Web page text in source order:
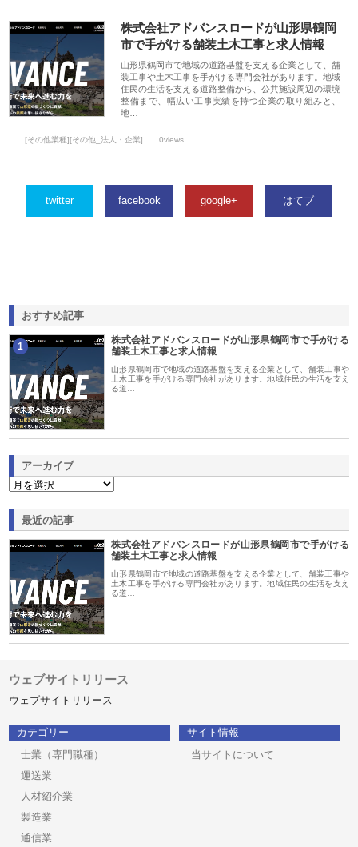
株式会社アドバンスロードが山形県鶴岡
市で手がける舗装土木工事と求人情報
山形県鶴岡市で地域の道路基盤を支える企業として、舗
装工事や土木工事を手がける専門会社があります。地域
住民の生活を支える道路整備から、公共施設周辺の環境
整備まで、幅広い工事実績を持つ企業の取り組みと、
地…
[その他業種][その他_法人・企業] 0views
twitter facebook google+ はてブ
おすすめ記事
1
株式会社アドバンスロードが山形県鶴岡市で手がける
舗装土木工事と求人情報
山形県鶴岡市で地域の道路基盤を支える企業として、舗装工事や
土木工事を手がける専門会社があります。地域住民の生活を支え
る道…
アーカイブ
最近の記事
株式会社アドバンスロードが山形県鶴岡市で手がける
舗装土木工事と求人情報
山形県鶴岡市で地域の道路基盤を支える企業として、舗装工事や
土木工事を手がける専門会社があります。地域住民の生活を支え
る道…
ウェブサイトリリース
ウェブサイトリリース
カテゴリー
士業（専門職種）
運送業
人材紹介業
製造業
通信業
サイト情報
当サイトについて